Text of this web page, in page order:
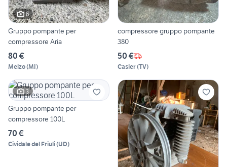
6
Gruppo pompante per
compressore Aria
80 €
Melzo(MI)
compressore gruppo pompante
380
50 €
Casier(TV)
3
Gruppo pompante per
compressore 100L
70 €
Cividale del Friuli(UD)